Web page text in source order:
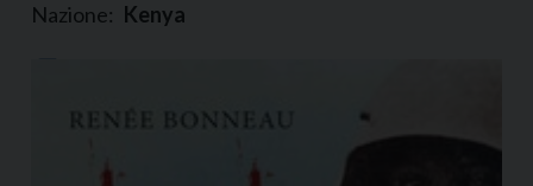
Nazione: Kenya